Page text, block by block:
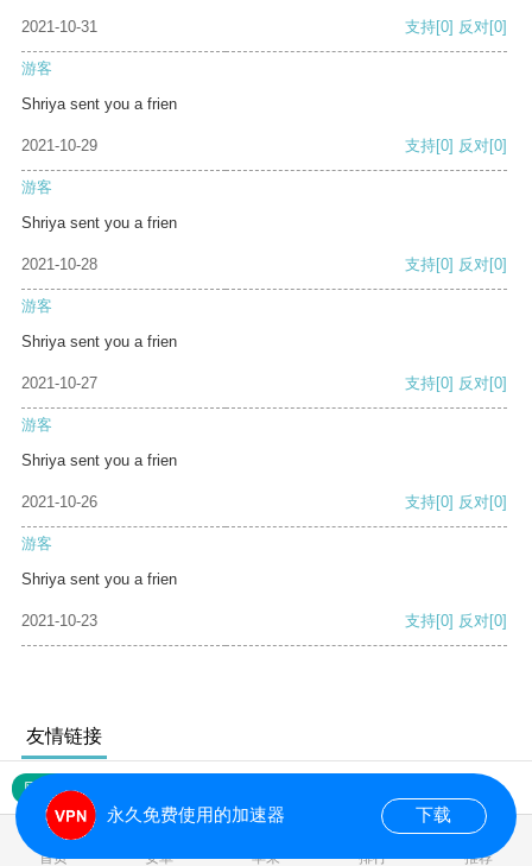
2021-10-31 支持[0] 反对[0]
游客
Shriya sent you a frien
2021-10-29 支持[0] 反对[0]
游客
Shriya sent you a frien
2021-10-28 支持[0] 反对[0]
游客
Shriya sent you a frien
2021-10-27 支持[0] 反对[0]
游客
Shriya sent you a frien
2021-10-26 支持[0] 反对[0]
游客
Shriya sent you a frien
2021-10-23 支持[0] 反对[0]
友情链接
网站地图
首页 安卓 苹果 排行 推荐
永久免费使用的加速器 下载